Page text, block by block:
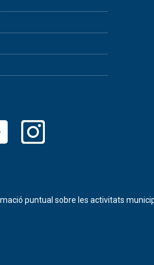
puntual sobre les activitats